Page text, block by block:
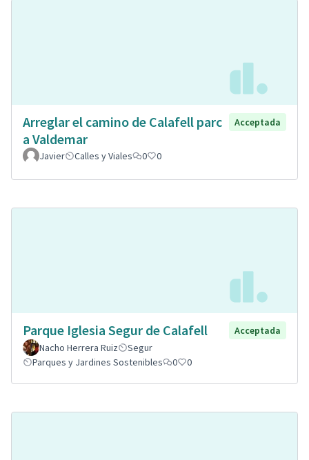
Arreglar el camino de Calafell parc
a Valdemar
Acceptada
Javier Calles y Viales 0 0
Parque Iglesia Segur de Calafell
Acceptada
Nacho Herrera Ruiz
Segur
Parques y Jardines Sostenibles
0 0